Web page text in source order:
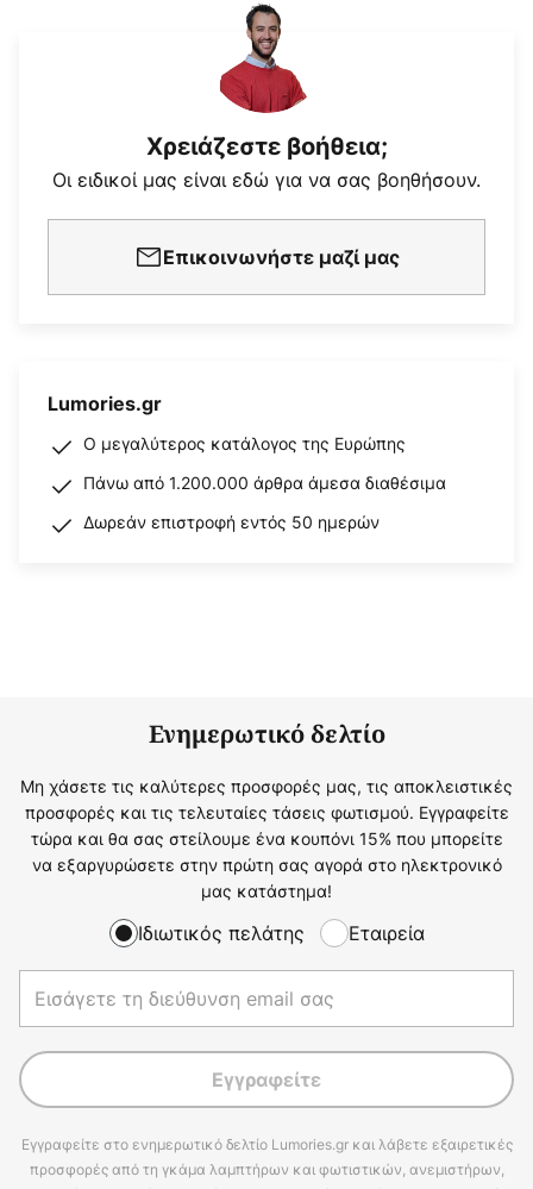
Χρειάζεστε βοήθεια;
Οι ειδικοί μας είναι εδώ για να σας βοηθήσουν.
Επικοινωνήστε μαζί μας
Lumories.gr
Ο μεγαλύτερος κατάλογος της Ευρώπης
Πάνω από 1.200.000 άρθρα άμεσα διαθέσιμα
Δωρεάν επιστροφή εντός 50 ημερών
Ενημερωτικό δελτίο
Μη χάσετε τις καλύτερες προσφορές μας, τις αποκλειστικές
προσφορές και τις τελευταίες τάσεις φωτισμού. Εγγραφείτε
τώρα και θα σας στείλουμε ένα κουπόνι 15% που μπορείτε
να εξαργυρώσετε στην πρώτη σας αγορά στο ηλεκτρονικό
μας κατάστημα!
Ιδιωτικός πελάτης Εταιρεία
Εγγραφείτε
Εγγραφείτε στο ενημερωτικό δελτίο Lumories.gr και λάβετε εξαιρετικές
προσφορές από τη γκάμα λαμπτήρων και φωτιστικών, ανεμιστήρων,